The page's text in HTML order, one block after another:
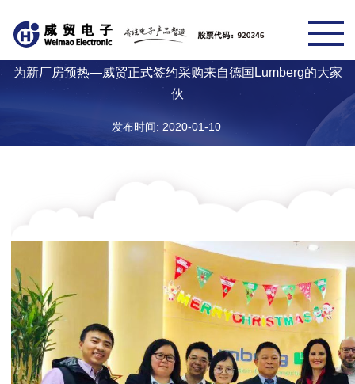
为新厂房预热—威贸正式签约采购来自德国Lumberg的大家
伙
发布时间: 2020-01-10